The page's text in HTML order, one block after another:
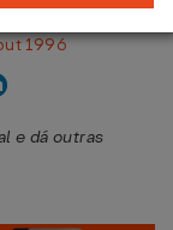
1996
e dá outras